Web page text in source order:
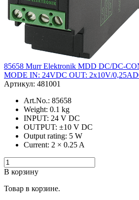
85658 Murr Elektronik MDD DC/DC-
MODE IN: 24VDC OUT: 2x10V/
Артикул: 481001
Art.No.: 85658
Weight: 0.1 kg
INPUT: 24 V DC
OUTPUT: ±10 V DC
Output rating: 5 W
Current: 2 × 0.25 A
В корзину
Товар в корзине.